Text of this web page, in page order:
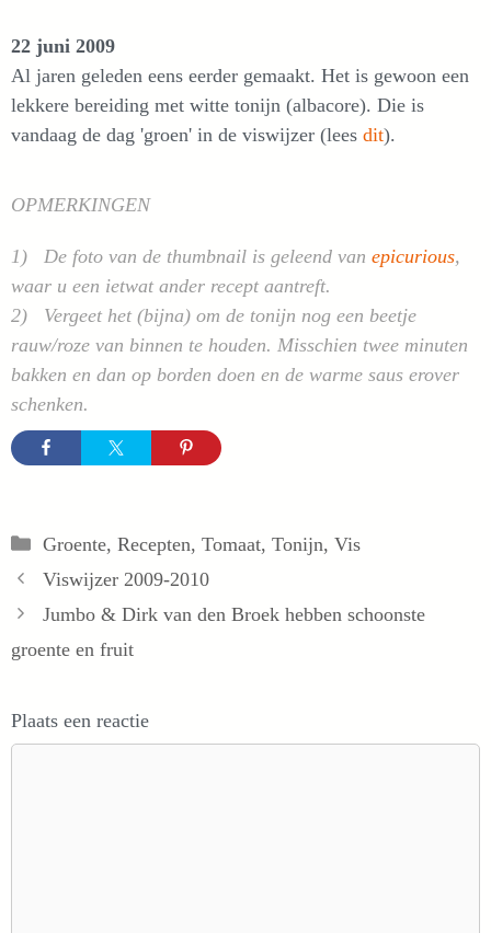
22 juni 2009
Al jaren geleden eens eerder gemaakt. Het is gewoon een
lekkere bereiding met witte tonijn (albacore). Die is
vandaag de dag 'groen' in de viswijzer (lees dit).
OPMERKINGEN
1) De foto van de thumbnail is geleend van epicurious,
waar u een ietwat ander recept aantreft.
2) Vergeet het (bijna) om de tonijn nog een beetje
rauw/roze van binnen te houden. Misschien twee minuten
bakken en dan op borden doen en de warme saus erover
schenken.
Categorieën
Groente, Recepten, Tomaat, Tonijn, Vis
Viswijzer 2009-2010
Jumbo & Dirk van den Broek hebben schoonste
groente en fruit
Plaats een reactie